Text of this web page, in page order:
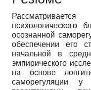
психологического
осознанной
обеспечении его
начальной в
эмпирического
на основе
саморегуляции